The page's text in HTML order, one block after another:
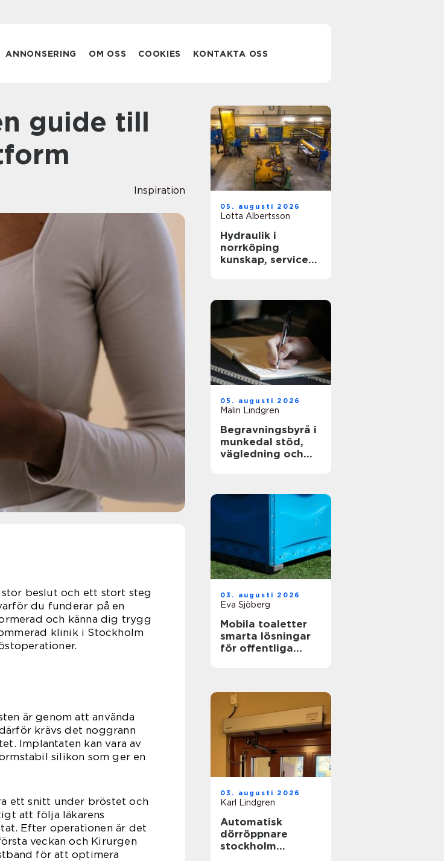
ANNONSERING OM OSS COOKIES KONTAKTA OSS
Inspiration
beslut och ett stort steg
du funderar på en
och känna dig trygg
klinik i Stockholm
är genom att använda
krävs det noggrann
Implantaten kan vara av
silikon som ger en
ett snitt under bröstet och
att följa läkarens
Efter operationen är det
veckan och Kirurgen
för att optimera
05. augusti 2026
Lotta Albertsson
Hydraulik i
norrköping
kunskap, service
05. augusti 2026
Malin Lindgren
Begravningsbyrå i
munkedal stöd,
vägledning och
03. augusti 2026
Eva Sjöberg
Mobila toaletter
smarta lösningar
för offentliga
03. augusti 2026
Karl Lindgren
Automatisk
dörröppnare
stockholm